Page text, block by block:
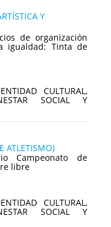
Y
de organización
igualdad: Tinta de
CULTURAL,
SOCIAL Y
ATLETISMO)
Campeonato de
libre
CULTURAL,
SOCIAL Y